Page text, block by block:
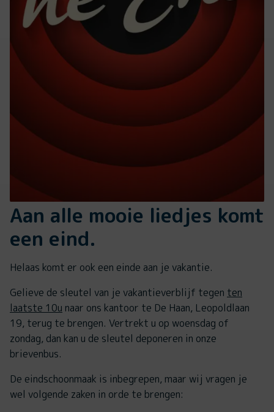
Aan alle mooie liedjes komt
een eind.
Helaas komt er ook een einde aan je vakantie.
Gelieve de sleutel van je vakantieverblijf tegen ten
laatste 10u naar ons kantoor te De Haan, Leopoldlaan
19, terug te brengen. Vertrekt u op woensdag of
zondag, dan kan u de sleutel deponeren in onze
brievenbus.
De eindschoonmaak is inbegrepen, maar wij vragen je
wel volgende zaken in orde te brengen: